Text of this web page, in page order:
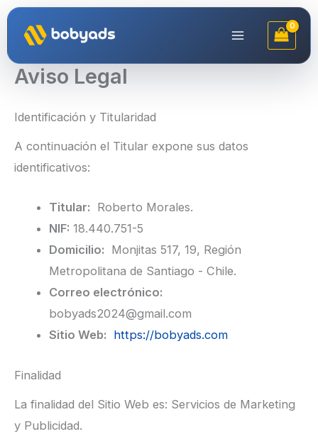
contenido
Aviso Legal
Identificación y Titularidad
A continuación el Titular expone sus datos
identificativos:
Titular: Roberto Morales.
NIF: 18.440.751-5
Domicilio: Monjitas 517, 19, Región
Metropolitana de Santiago - Chile.
Correo electrónico:
bobyads2024@gmail.com
Sitio Web: https://bobyads.com
Finalidad
La finalidad del Sitio Web es: Servicios de Marketing
y Publicidad.